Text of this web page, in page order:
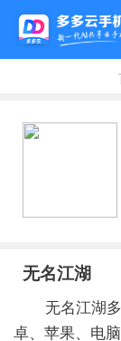
无名江湖
无名江湖
卓、苹果、电